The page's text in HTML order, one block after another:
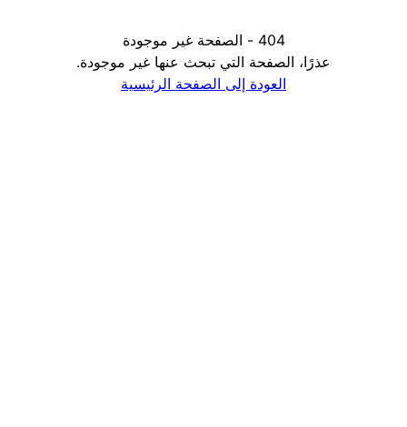
404 - الصفحة غير موجودة
عذرًا، الصفحة التي تبحث عنها غير موجودة.
العودة إلى الصفحة الرئيسية